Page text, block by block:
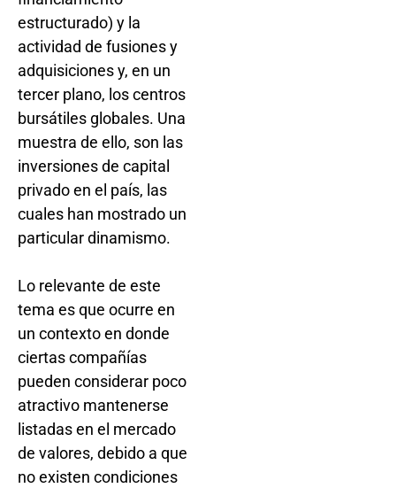
estructurado) y la
actividad de fusiones y
adquisiciones y, en un
tercer plano, los centros
bursátiles globales. Una
muestra de ello, son las
inversiones de capital
privado en el país, las
cuales han mostrado un
particular dinamismo.
Lo relevante de este
tema es que ocurre en
un contexto en donde
ciertas compañías
pueden considerar poco
atractivo mantenerse
listadas en el mercado
de valores, debido a que
no existen condiciones